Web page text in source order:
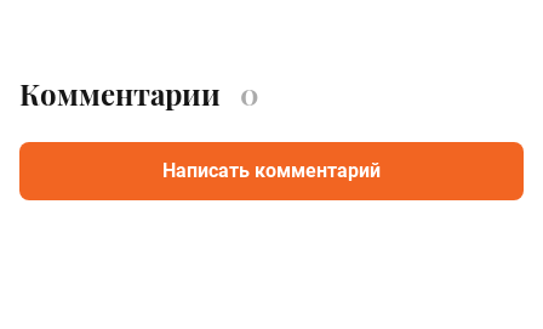
Комментарии 0
Написать комментарий